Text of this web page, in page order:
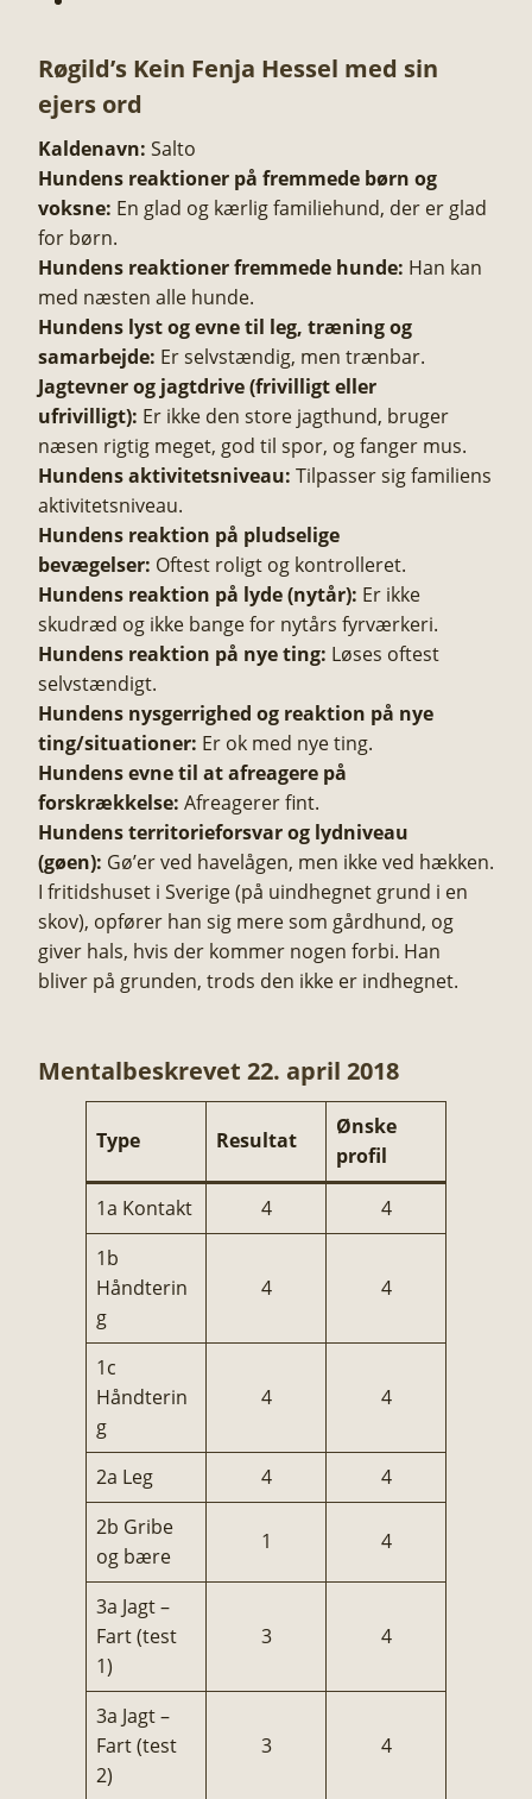
Røgild’s Kein Fenja Hessel med sin
ejers ord
Kaldenavn: Salto
Hundens reaktioner på fremmede børn og
voksne: En glad og kærlig familiehund, der er glad
for børn.
Hundens reaktioner fremmede hunde: Han kan
med næsten alle hunde.
Hundens lyst og evne til leg, træning og
samarbejde: Er selvstændig, men trænbar.
Jagtevner og jagtdrive (frivilligt eller
ufrivilligt): Er ikke den store jagthund, bruger
næsen rigtig meget, god til spor, og fanger mus.
Hundens aktivitetsniveau: Tilpasser sig familiens
aktivitetsniveau.
Hundens reaktion på pludselige
bevægelser: Oftest roligt og kontrolleret.
Hundens reaktion på lyde (nytår): Er ikke
skudræd og ikke bange for nytårs fyrværkeri.
Hundens reaktion på nye ting: Løses oftest
selvstændigt.
Hundens nysgerrighed og reaktion på nye
ting/situationer: Er ok med nye ting.
Hundens evne til at afreagere på
forskrækkelse: Afreagerer fint.
Hundens territorieforsvar og lydniveau
(gøen): Gø’er ved havelågen, men ikke ved hækken.
I fritidshuset i Sverige (på uindhegnet grund i en
skov), opfører han sig mere som gårdhund, og
giver hals, hvis der kommer nogen forbi. Han
bliver på grunden, trods den ikke er indhegnet.
Mentalbeskrevet 22. april 2018
Type Resultat
Ønske
profil
1a Kontakt
4
4
1b
Håndterin
g
4 4
1c
Håndterin
g
4 4
2a Leg 4
4
2b Gribe
og bære
1 4
3a Jagt –
Fart (test
1)
3 4
3a Jagt –
Fart (test
2)
3 4